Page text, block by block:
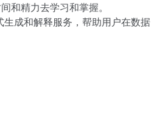
和精力去学习和掌握。
生成和解释服务，帮助用户在数据